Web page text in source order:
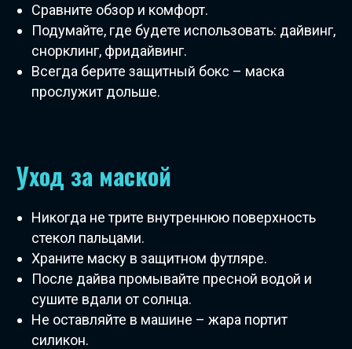
Сравните обзор и комфорт.
Подумайте, где будете использовать: дайвинг,
снорклинг, фридайвинг.
Всегда берите защитный бокс – маска
прослужит дольше.
Уход за маской
Никогда не трите внутреннюю поверхность
стекол пальцами.
Храните маску в защитном футляре.
После дайва промывайте пресной водой и
сушите вдали от солнца.
Не оставляйте в машине – жара портит
силикон.